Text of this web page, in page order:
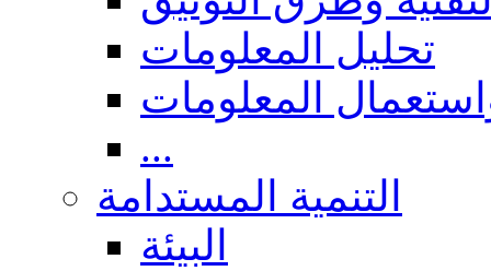
تحليل المعلومات
المعلومات
...
التنمية المستدامة
البيئة